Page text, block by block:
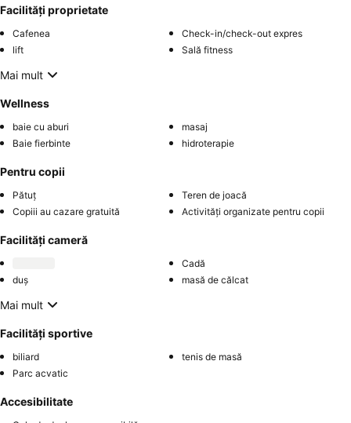
Facilități proprietate
Cafenea
Check-in/check-out expres
lift
Sală fitness
Mai mult
Wellness
baie cu aburi
masaj
Baie fierbinte
hidroterapie
Pentru copii
Pătuț
Teren de joacă
Copiii au cazare gratuită
Activități organizate pentru copii
Facilități cameră
Cadă
duș
masă de călcat
Mai mult
Facilități sportive
biliard
tenis de masă
Parc acvatic
Accesibilitate